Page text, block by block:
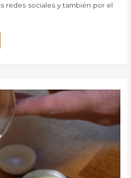
redes sociales y también por el